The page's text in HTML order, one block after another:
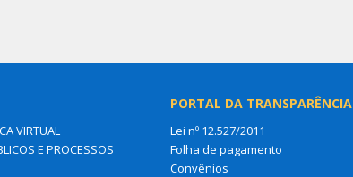
VIRTUAL
E PROCESSOS
PORTAL DA TRANSPARÊNCIA
Lei nº 12.527/2011
Folha de pagamento
Convênios